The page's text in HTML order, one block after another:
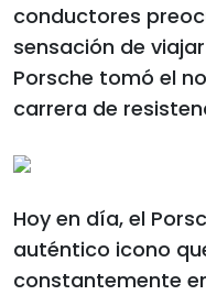
conductores
sensación de
Porsche tomó el
carrera de
Hoy en día, el
auténtico icono
constantemente